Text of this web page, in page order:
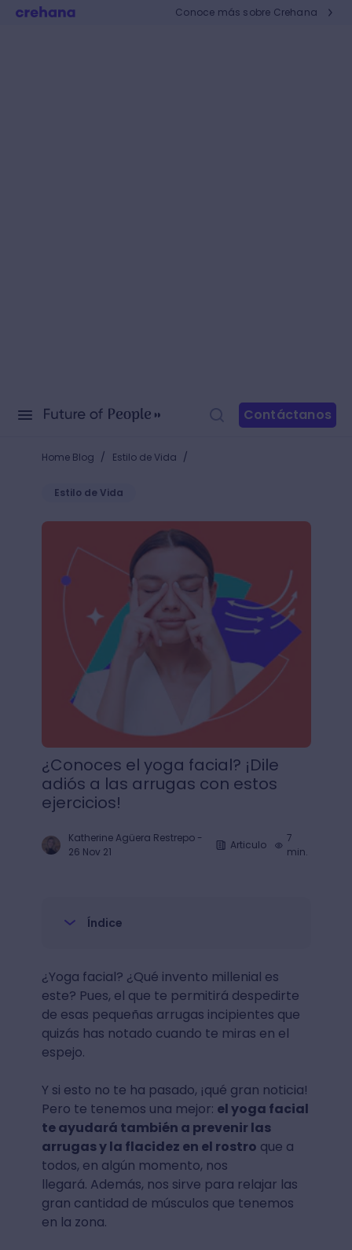
Conoce más sobre Crehana
Contáctanos
Home Blog / Estilo de Vida /
Estilo de Vida
¿Conoces el yoga facial? ¡Dile adiós a las arrugas
¿Conoces el yoga facial? ¡Dile
adiós a las arrugas con estos
ejercicios!
Katherine Agüera Restrepo-
26 Nov 21
Articulo
7
min.
Índice
¿Yoga facial? ¿Qué invento millenial es
este? Pues, el que te permitirá despedirte
de esas pequeñas arrugas incipientes que
quizás has notado cuando te miras en el
espejo.
Y si esto no te ha pasado, ¡qué gran noticia!
Pero te tenemos una mejor: el yoga facial
te ayudará también a prevenir las
arrugas y la flacidez en el rostro que a
todos, en algún momento, nos
llegará. Además, nos sirve para relajar las
gran cantidad de músculos que tenemos
en la zona.